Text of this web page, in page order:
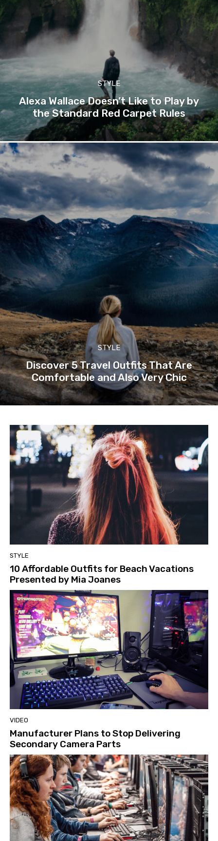
STYLE
Alexa Wallace Doesn’t Like to Play by
the Standard Red Carpet Rules
STYLE
Discover 5 Travel Outfits That Are
Comfortable and Also Very Chic
STYLE
10 Affordable Outfits for Beach Vacations
Presented by Mia Joanes
VIDEO
Manufacturer Plans to Stop Delivering
Secondary Camera Parts